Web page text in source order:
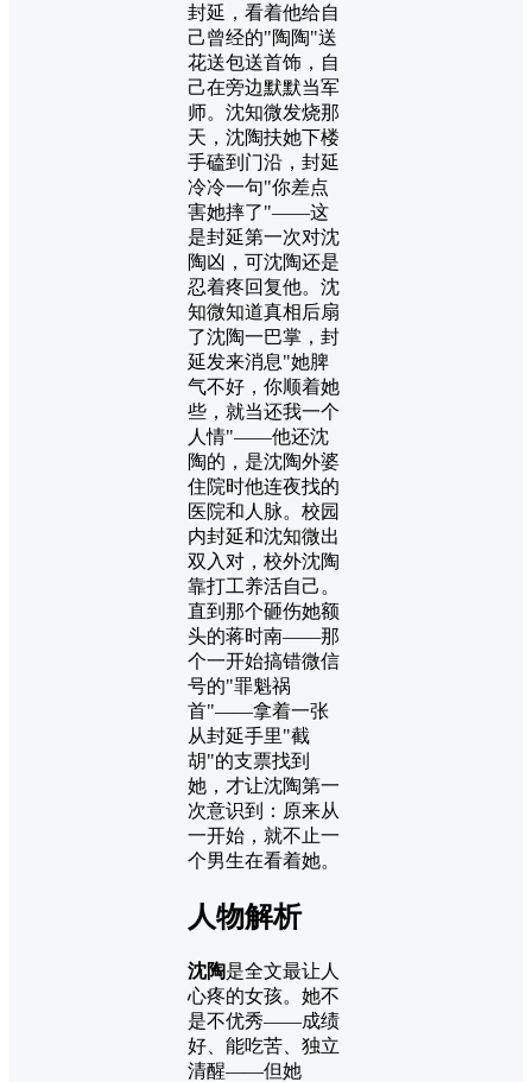
封延，看着他给自
己曾经的"陶陶"送
花送包送首饰，自
己在旁边默默当军
师。沈知微发烧那
天，沈陶扶她下楼
手磕到门沿，封延
冷冷一句"你差点
害她摔了"——这
是封延第一次对沈
陶凶，可沈陶还是
忍着疼回复他。沈
知微知道真相后扇
了沈陶一巴掌，封
延发来消息"她脾
气不好，你顺着她
些，就当还我一个
人情"——他还沈
陶的，是沈陶外婆
住院时他连夜找的
医院和人脉。校园
内封延和沈知微出
双入对，校外沈陶
靠打工养活自己。
直到那个砸伤她额
头的蒋时南——那
个一开始搞错微信
号的"罪魁祸
首"——拿着一张
从封延手里"截
胡"的支票找到
她，才让沈陶第一
次意识到：原来从
一开始，就不止一
个男生在看着她。
人物解析
沈陶是全文最让人
心疼的女孩。她不
是不优秀——成绩
好、能吃苦、独立
清醒——但她